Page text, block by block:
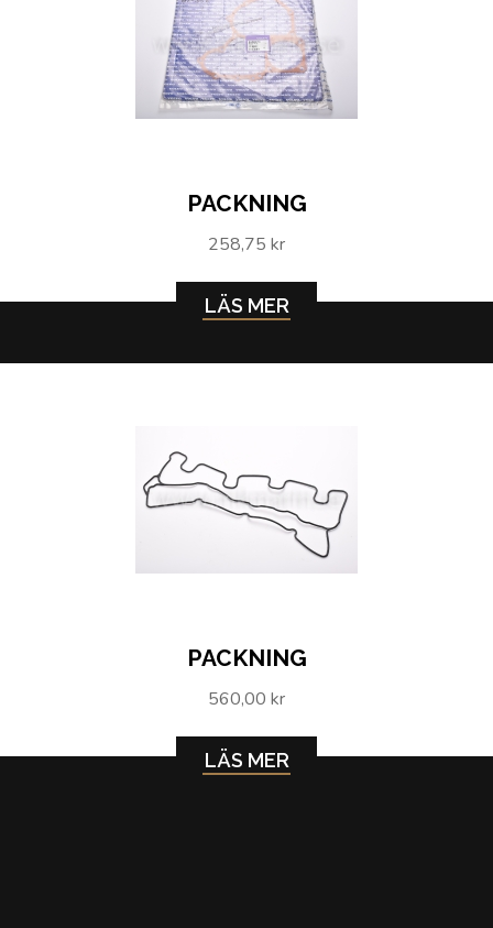
PACKNING
258,75 kr
LÄS MER
PACKNING
560,00 kr
LÄS MER